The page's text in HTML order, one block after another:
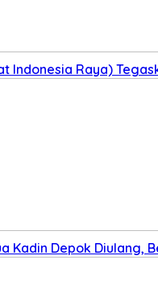
Indonesia Raya)
Kadin Depok Diulang,